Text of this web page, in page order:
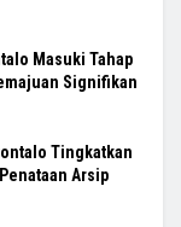
Masuki Tahap
Signifikan
Tingkatkan
Arsip